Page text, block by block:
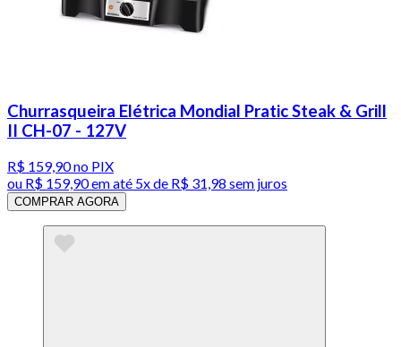
Churrasqueira Elétrica Mondial Pratic Steak & Grill
II CH-07 - 127V
R$ 159,90no PIX
ou R$ 159,90em até 5x de R$ 31,98 sem juros
COMPRAR AGORA